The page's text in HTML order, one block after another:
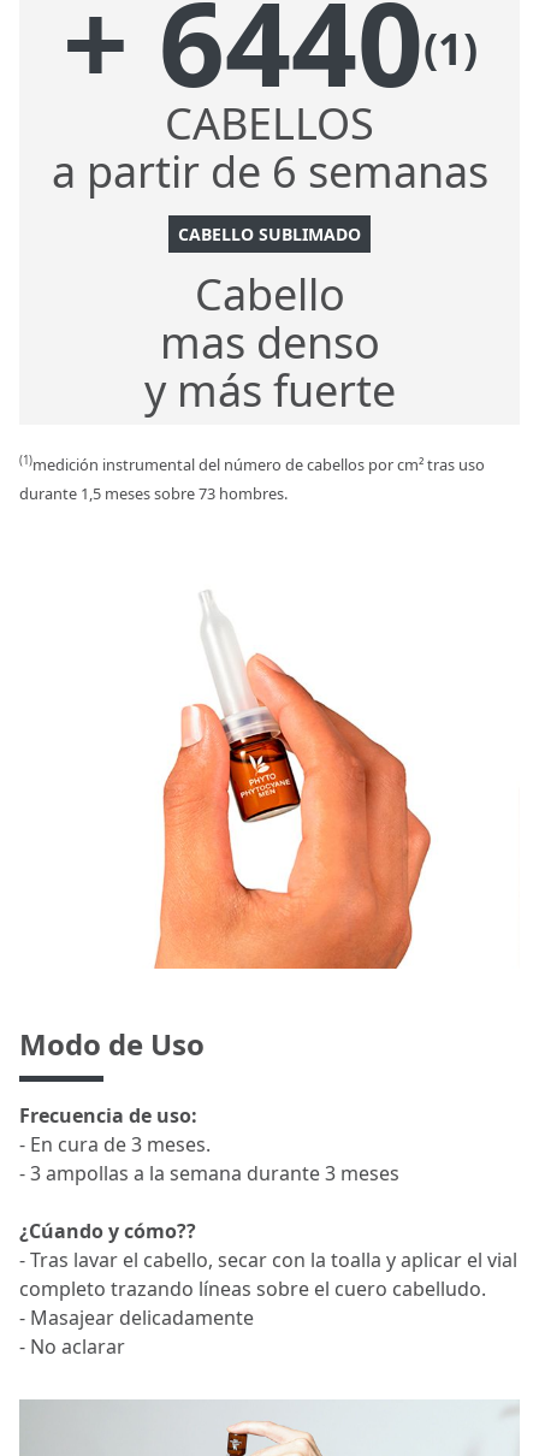
+ 6440(1)
CABELLOS
a partir de 6 semanas
CABELLO SUBLIMADO
Cabello
mas denso
y más fuerte
(1)medición instrumental del número de cabellos por cm² tras uso
durante 1,5 meses sobre 73 hombres.
Modo de Uso
Frecuencia de uso:
- En cura de 3 meses.
- 3 ampollas a la semana durante 3 meses
¿Cúando y cómo??
- Tras lavar el cabello, secar con la toalla y aplicar el vial
completo trazando líneas sobre el cuero cabelludo.
- Masajear delicadamente
- No aclarar